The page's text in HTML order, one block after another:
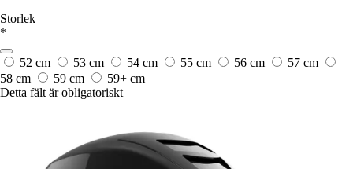
Storlek
*
52 cm 53 cm 54 cm 55 cm 56 cm
57 cm
58 cm
59 cm
59+ cm
Detta fält är obligatoriskt